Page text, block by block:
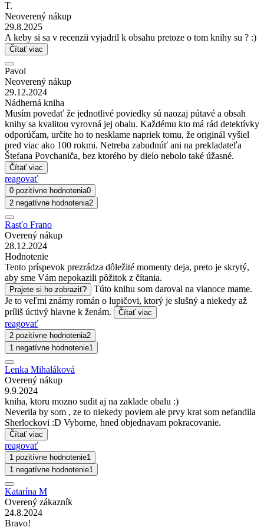
T.
Neoverený nákup
29.8.2025
A keby si sa v recenzii vyjadril k obsahu pretoze o tom knihy su ? :)
Čítať viac
Pavol
Neoverený nákup
29.12.2024
Nádherná kniha
Musím povedať že jednotlivé poviedky sú naozaj pútavé a obsah
knihy sa kvalitou vyrovná jej obalu. Každému kto má rád detektívky
odporúčam, určite ho to nesklame napriek tomu, že originál vyšiel
pred viac ako 100 rokmi. Netreba zabudnúť ani na prekladateľa
Štefana Povchaniča, bez ktorého by dielo nebolo také úžasné.
Čítať viac
reagovať
0 pozitívne hodnotenia0
2 negatívne hodnotenia2
Rasťo Frano
Overený nákup
28.12.2024
Hodnotenie
Tento príspevok prezrádza dôležité momenty deja, preto je skrytý,
aby sme Vám nepokazili pôžitok z čítania.
Prajete si ho zobraziť?
Túto knihu som daroval na vianoce mame.
Je to veľmi známy román o lupičovi, ktorý je slušný a niekedy až
príliš úctivý hlavne k ženám.
Čítať viac
reagovať
2 pozitívne hodnotenia2
1 negatívne hodnotenie1
Lenka Mihaláková
Overený nákup
9.9.2024
kniha, ktoru mozno sudit aj na zaklade obalu :)
Neverila by som , ze to niekedy poviem ale prvy krat som nefandila
Sherlockovi :D Vyborne, hned objednavam pokracovanie.
Čítať viac
reagovať
1 pozitívne hodnotenie1
1 negatívne hodnotenie1
Katarína M
Overený zákazník
24.8.2024
Bravo!